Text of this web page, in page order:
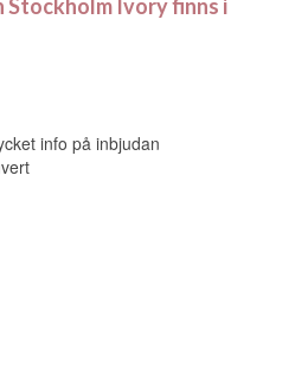
Ivory finns i
info på inbjudan